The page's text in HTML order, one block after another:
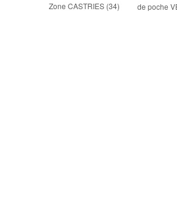
Zone CASTRIES (34)
de poche